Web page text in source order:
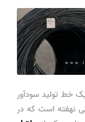
خط تولید سودآور
نهفته است که در